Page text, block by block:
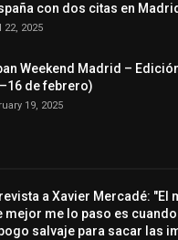
con dos citas en
22, 2025
Weekend Madrid –
de febrero)
19, 2025
a Xavier Mercadé: "El
mejor me lo paso es
salvaje para sacar las